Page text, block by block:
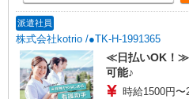
派遣社員
株式会社kotrio /●TK-H-1991365
≪日払いOK！≫
可能♪
時給1500円